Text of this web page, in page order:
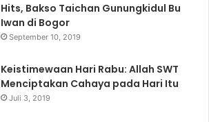
Hits, Bakso Taichan Gunungkidul Bu
Iwan di Bogor
September 10, 2019
Keistimewaan Hari Rabu: Allah SWT
Menciptakan Cahaya pada Hari Itu
Juli 3, 2019